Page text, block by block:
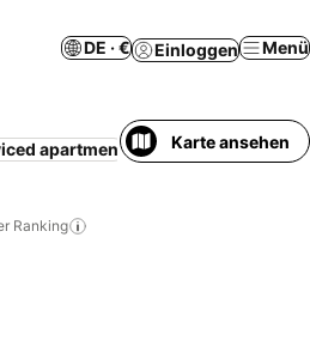
DE · € Einloggen Menü
apartment Frühstück inbegriffen
Karte ansehen
Ranking